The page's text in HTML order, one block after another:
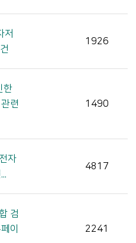
저
1926
한
련
1490
자
4817
검
이
2241